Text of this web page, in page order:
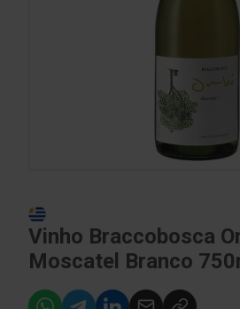
Vinho Braccobosca
Moscatel Branco